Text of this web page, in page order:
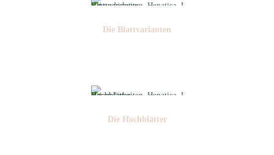
Die Blattvarianten
Die Hochblätter